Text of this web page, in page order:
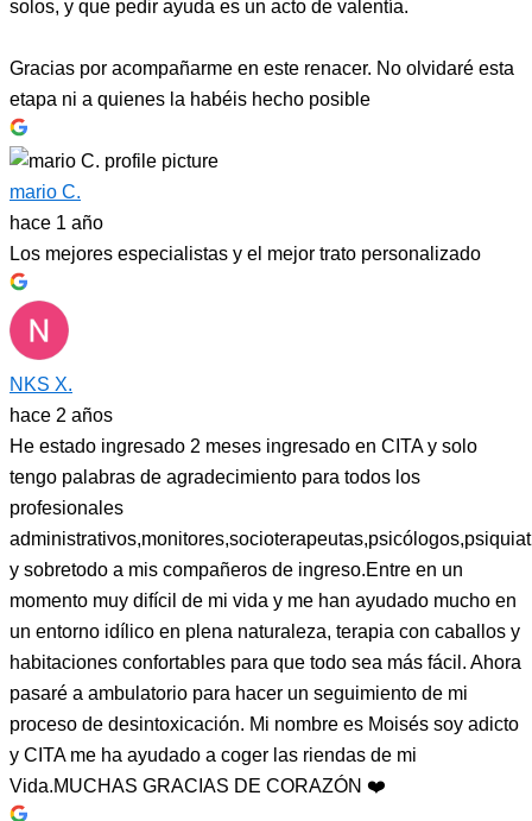
solos, y que pedir ayuda es un acto de valentía.
Gracias por acompañarme en este renacer. No olvidaré esta
etapa ni a quienes la habéis hecho posible
mario C.
hace 1 año
Los mejores especialistas y el mejor trato personalizado
NKS X.
hace 2 años
He estado ingresado 2 meses ingresado en CITA y solo
tengo palabras de agradecimiento para todos los
profesionales
y sobretodo a mis compañeros de ingreso.Entre en un
momento muy difícil de mi vida y me han ayudado mucho en
un entorno idílico en plena naturaleza, terapia con caballos y
habitaciones confortables para que todo sea más fácil. Ahora
pasaré a ambulatorio para hacer un seguimiento de mi
proceso de desintoxicación. Mi nombre es Moisés soy adicto
y CITA me ha ayudado a coger las riendas de mi
Vida.MUCHAS GRACIAS DE CORAZÓN ❤️